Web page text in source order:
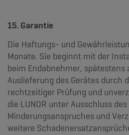
15. Garantie
Die Haftungs- und
Monate. Sie beginnt mit der
beim Endabnehmer, spätestens
Auslieferung des Gerätes durch
rechtzeitiger Prüfung und
die LUNOR unter Ausschluss
Minderungsanspruches und
weitere